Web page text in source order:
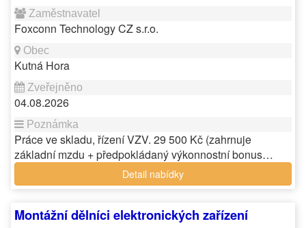
Foxconn Technology CZ s.r.o.
Kutná Hora
04.08.2026
Práce ve skladu, řízení VZV. 29 500 Kč (zahrnuje
základní mzdu + předpokládaný výkonnostní bonus…
Detail nabídky
Montážní dělníci elektronických zařízení